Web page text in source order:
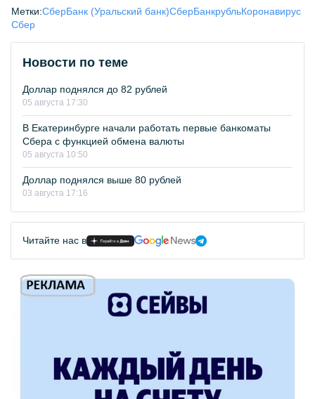
Метки:СберБанк (Уральский банк)СберБанкрубльКоронавирус
Сбер
Новости по теме
Доллар поднялся до 82 рублей
05 августа 17:30
В Екатеринбурге начали работать первые банкоматы
Сбера с функцией обмена валюты
05 августа 10:50
Доллар поднялся выше 80 рублей
03 августа 17:16
Читайте нас в